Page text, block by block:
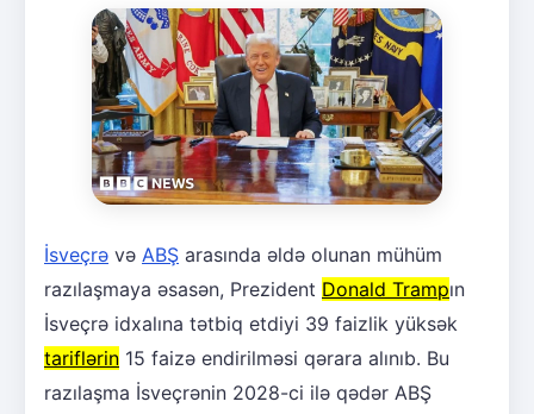
İsveçrə və ABŞ arasında əldə olunan mühüm
razılaşmaya əsasən, Prezident Donald Trampın
İsveçrə idxalına tətbiq etdiyi 39 faizlik yüksək
tariflərin 15 faizə endirilməsi qərara alınıb. Bu
razılaşma İsveçrənin 2028-ci ilə qədər ABŞ